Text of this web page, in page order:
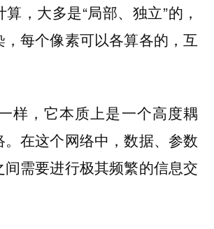
，大多是“局部、独立”的，
，每个像素可以各算各的，互
样，它本质上是一个高度耦
在这个网络中，数据、参数
需要进行极其频繁的信息交